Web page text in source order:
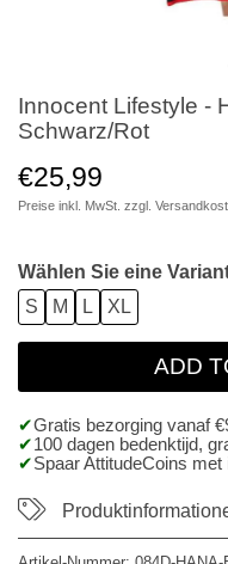
Innocent Lifestyle -
Schwarz/Rot
€25,99
Preise inkl. MwSt. zzgl.
Wählen Sie eine
S
M L XL
ADD
Gratis bezorging vanaf
100 dagen bedenktijd,
Spaar AttitudeCoins met